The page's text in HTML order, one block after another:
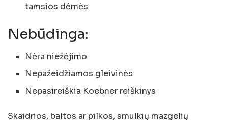
tamsios dėmės
Nebūdinga:
Nėra niežėjimo
Nepažeidžiamos gleivinės
Nepasireiškia Koebner reiškinys
Skaidrios, baltos ar pilkos, smulkių mazgelių